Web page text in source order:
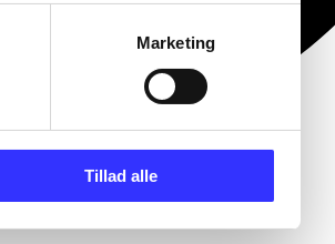
Marketing
Tillad alle